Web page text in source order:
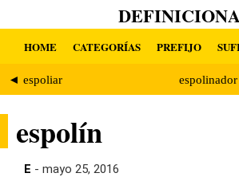
HOME CATEGORÍAS PREFIJO
◄ espoliar
espolín
E - mayo 25, 2016